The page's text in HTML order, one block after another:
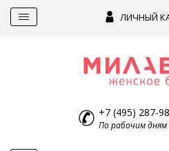
ЛИЧНЫЙ
+7 (495) 287-
По рабочим дням